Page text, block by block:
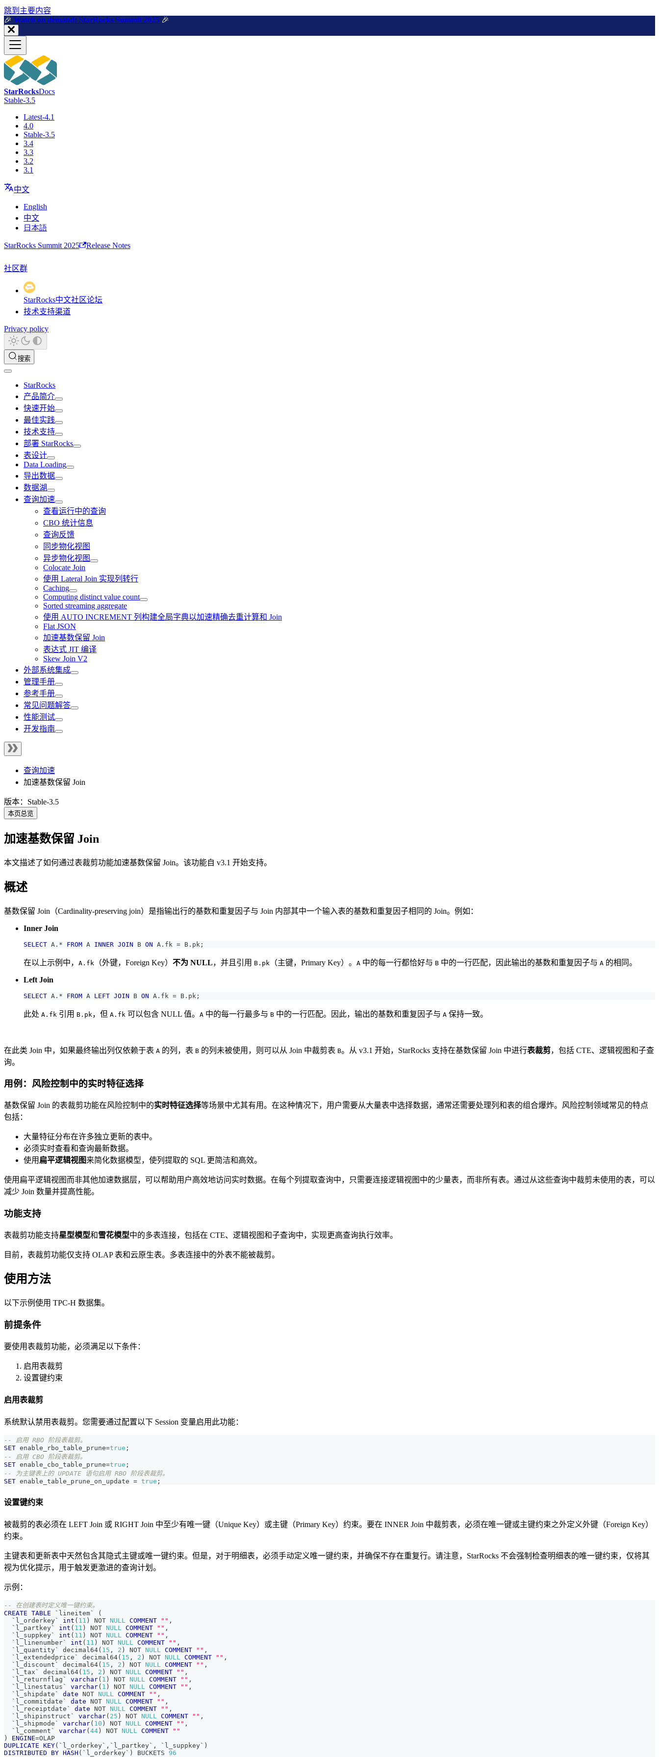
跳到主要内容
🎉️ Watch on demand: StarRocks Summit 2025 🎉️
StarRocksDocs
Stable-3.5
Latest-4.1
4.0
Stable-3.5
3.4
3.3
3.2
3.1
中文
English
中文
日本語
StarRocks Summit 2025 Release Notes
社区群
StarRocks中文社区论坛
技术支持渠道
Privacy policy
搜索
StarRocks
产品简介
快速开始
最佳实践
技术支持
部署 StarRocks
表设计
Data Loading
导出数据
数据湖
查询加速
查看运行中的查询
CBO 统计信息
查询反馈
同步物化视图
异步物化视图
Colocate Join
使用 Lateral Join 实现列转行
Caching
Computing distinct value count
Sorted streaming aggregate
使用 AUTO INCREMENT 列构建全局字典以加速精确去重计算和 Join
Flat JSON
加速基数保留 Join
表达式 JIT 编译
Skew Join V2
外部系统集成
管理手册
参考手册
常见问题解答
性能测试
开发指南
查询加速
加速基数保留 Join
版本：Stable-3.5
本页总览
加速基数保留 Join
本文描述了如何通过表裁剪功能加速基数保留 Join。该功能自 v3.1 开始支持。
概述
基数保留 Join（Cardinality-preserving join）是指输出行的基数和重复因子与 Join 内部其中一个输入表的基数和重复因子相同的 Join。例如：
Inner Join
SELECT A . * FROM A INNER JOIN B ON A . fk = B . pk ;
在以上示例中， A.fk （外键，Foreign Key） 不为 NULL，并且引用 B.pk （主键，Primary Key）。 A 中的每一行都恰好与 B 中的一行匹配，因此输出的基数和重复因子与 A 的相同。
Left Join
SELECT A . * FROM A LEFT JOIN B ON A . fk = B . pk ;
此处 A.fk 引用 B.pk ，但 A.fk 可以包含 NULL 值。 A 中的每一行最多与 B 中的一行匹配。因此，输出的基数和重复因子与 A 保持一致。
在此类 Join 中，如果最终输出列仅依赖于表 A 的列，表 B 的列未被使用，则可以从 Join 中裁剪表 B。从 v3.1 开始，StarRocks 支持在基数保留 Join 中进行表裁剪，包括 CTE、逻辑视图和子查
询。
用例：风险控制中的实时特征选择
基数保留 Join 的表裁剪功能在风险控制中的实时特征选择等场景中尤其有用。在这种情况下，用户需要从大量表中选择数据，通常还需要处理列和表的组合爆炸。风险控制领域常见的特点
包括：
大量特征分布在许多独立更新的表中。
必须实时查看和查询最新数据。
使用 扁平逻辑视图来简化数据模型，使列提取的 SQL 更简洁和高效。
使用扁平逻辑视图而非其他加速数据层，可以帮助用户高效地访问实时数据。在每个列提取查询中，只需要连接逻辑视图中的少量表，而非所有表。通过从这些查询中裁剪未使用的表，可以
减少 Join 数量并提高性能。
功能支持
表裁剪功能支持星型模型和雪花模型中的多表连接，包括在 CTE、逻辑视图和子查询中，实现更高查询执行效率。
目前，表裁剪功能仅支持 OLAP 表和云原生表。多表连接中的外表不能被裁剪。
使用方法
以下示例使用 TPC-H 数据集。
前提条件
要使用表裁剪功能，必须满足以下条件：
启用表裁剪
设置键约束
启用表裁剪
系统默认禁用表裁剪。您需要通过配置以下 Session 变量启用此功能：
-- 启用 RBO 阶段表裁剪。
SET enable_rbo_table_prune=true ;
-- 启用 CBO 阶段表裁剪。
SET enable_cbo_table_prune=true ;
-- 为主键表上的 UPDATE 语句启用 RBO 阶段表裁剪。
SET enable_table_prune_on_update = true ;
设置键约束
被裁剪的表必须在 LEFT Join 或 RIGHT Join 中至少有唯一键（Unique Key）或主键（Primary Key）约束。要在 INNER Join 中裁剪表，必须在唯一键或主键约束之外定义外键（Foreign Key）
约束。
主键表和更新表中天然包含其隐式主键或唯一键约束。但是，对于明细表，必须手动定义唯一键约束，并确保不存在重复行。请注意，StarRocks 不会强制检查明细表的唯一键约束，仅将其
视为优化提示，用于触发更激进的查询计划。
示例：
-- 在创建表时定义唯一键约束。
CREATE TABLE ` lineitem`
(
` l_orderkey` int ( 11 ) NOT NULL COMMENT "" ,
` l_partkey` int ( 11 ) NOT NULL COMMENT "" ,
` l_suppkey` int ( 11 ) NOT NULL COMMENT "" ,
` l_linenumber` int ( 11 ) NOT NULL COMMENT "" ,
` l_quantity` decimal64( 15 , 2 ) NOT NULL COMMENT "" ,
` l_extendedprice ` decimal64( 15 , 2 ) NOT NULL COMMENT "" ,
` l_discount ` decimal64( 15 , 2 ) NOT NULL COMMENT "" ,
` l_tax ` decimal64( 15 , 2 ) NOT NULL COMMENT "" ,
` l_returnflag ` varchar( 1 ) NOT NULL COMMENT "" ,
` l_linestatus ` varchar( 1 ) NOT NULL COMMENT "" ,
` l_shipdate ` date NOT NULL COMMENT "" ,
` l_commitdate ` date NOT NULL COMMENT "" ,
` l_receiptdate ` date NOT NULL COMMENT "" ,
` l_shipinstruct ` varchar( 25 ) NOT NULL COMMENT "" ,
` l_shipmode ` varchar( 10 ) NOT NULL COMMENT "" ,
` l_comment ` varchar( 44 ) NOT NULL COMMENT
""
)
ENGINE=OLAP
DUPLICATE KEY( ` l_orderkey` , ` l_partkey` , ` l_suppkey` )
DISTRIBUTED
BY HASH ( ` l_orderkey` ) BUCKETS 96